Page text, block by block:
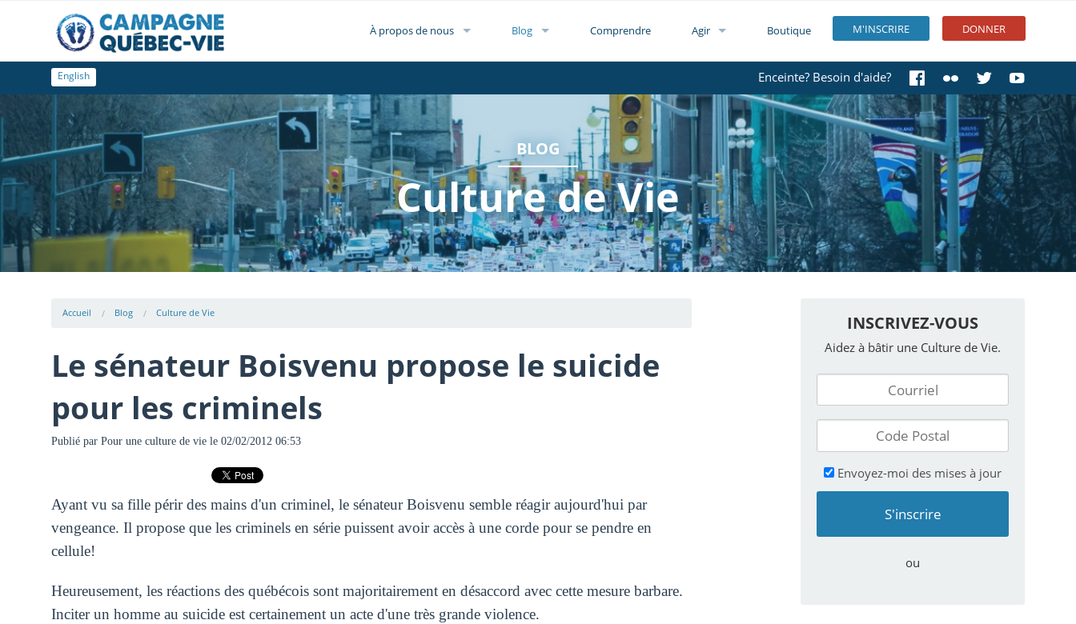
M'INSCRIRE DONNER
À propos de nous Blog Comprendre Agir Boutique
Enceinte? Besoin d'aide?
English
BLOG
Culture de Vie
Accueil Blog Culture de Vie
Le sénateur Boisvenu propose le suicide
pour les criminels
Publié par Pour une culture de viele 02/02/2012 06:53
Ayant vu sa fille périr des mains d'un criminel, le sénateur Boisvenu semble réagir aujourd'hui par
vengeance. Il propose que les criminels en série puissent avoir accès à une corde pour se pendre en
cellule!
Heureusement, les réactions des québécois sont majoritairement en désaccord avec cette mesure barbare.
Inciter un homme au suicide est certainement un acte d'une très grande violence.
INSCRIVEZ-VOUS
Aidez à bâtir une Culture de Vie.
Envoyez-moi des mises à jour
ou